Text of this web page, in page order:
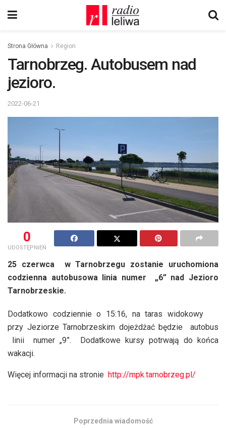
Strona Główna Region
Tarnobrzeg. Autobusem nad
jezioro.
2022-06-21
0
UDOSTĘPNIEŃ
25 czerwca w Tarnobrzegu zostanie uruchomiona
codzienna autobusowa linia numer „6” nad Jezioro
Tarnobrzeskie.
Dodatkowo codziennie o 15:16, na taras widokowy
przy Jeziorze Tarnobrzeskim dojeżdżać będzie autobus
linii numer „9”. Dodatkowe kursy potrwają do końca
wakacji.
Więcej informacji na stronie http://mpk.tarnobrzeg.pl/
Poprzednia wiadomość